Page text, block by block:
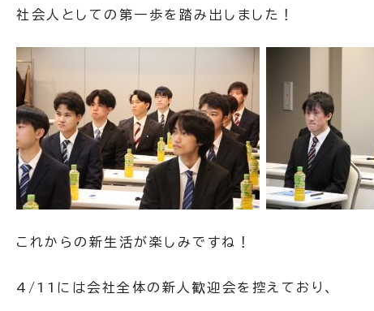
社会人としての第一歩を踏み出しました！
これからの新生活が楽しみですね！
4/11には会社全体の新人歓迎会を控えており、